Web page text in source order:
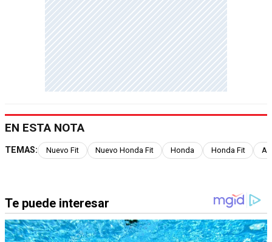
EN ESTA NOTA
TEMAS: Nuevo Fit Nuevo Honda Fit Honda Honda Fit